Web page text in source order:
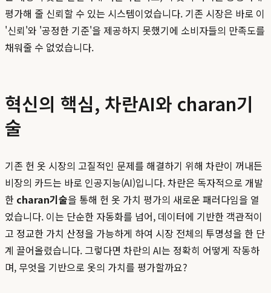
평가해 줄 신뢰할 수 있는 시스템이었습니다. 기존 시장은 바로 이
'신뢰'와 '공정한 기준'을 제공하지 못했기에 소비자들의 만족도를
채워줄 수 없었습니다.
혁신의 핵심, 차란AI와 charan기
술
기존 헌 옷 시장의 고질적인 문제를 해결하기 위해 차란이 꺼내든
비장의 카드는 바로 인공지능(AI)입니다. 차란은 독자적으로 개발
한 charan기술을 통해 헌 옷 가치 평가의 새로운 패러다임을 열
었습니다. 이는 단순한 자동화를 넘어, 데이터에 기반한 객관적이
고 정교한 가치 산정을 가능하게 하여 시장 전체의 투명성을 한 단
계 끌어올렸습니다. 그렇다면 차란의 AI는 정확히 어떻게 작동하
며, 무엇을 기반으로 옷의 가치를 평가할까요?